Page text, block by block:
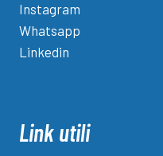
Instagram
Whatsapp
Linkedin
Link utili